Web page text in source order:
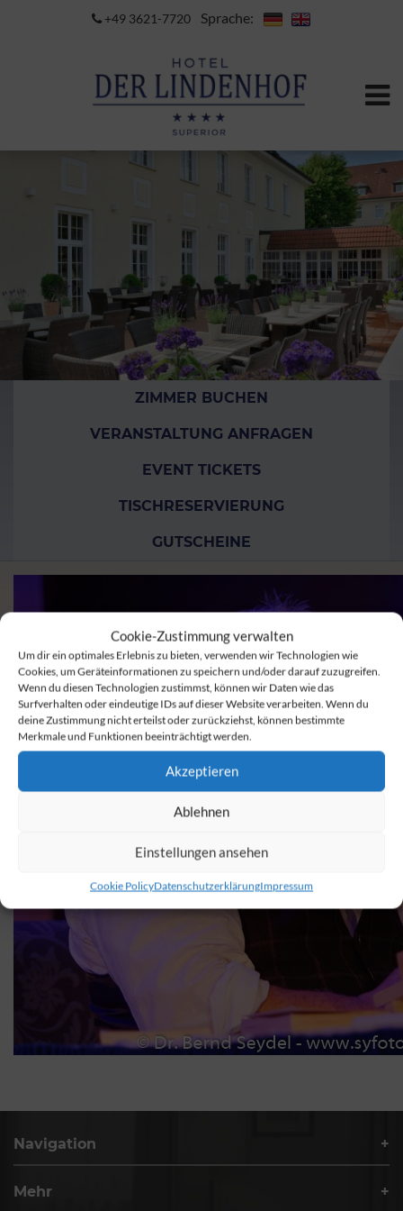
Cookie-Zustimmung verwalten
Um dir ein optimales Erlebnis zu bieten, verwenden wir Technologien wie
Cookies, um Geräteinformationen zu speichern und/oder darauf zuzugreifen.
Wenn du diesen Technologien zustimmst, können wir Daten wie das
Surfverhalten oder eindeutige IDs auf dieser Website verarbeiten. Wenn du
deine Zustimmung nicht erteilst oder zurückziehst, können bestimmte
Merkmale und Funktionen beeinträchtigt werden.
Akzeptieren
Ablehnen
Einstellungen ansehen
Cookie PolicyDatenschutzerklärungImpressum
+49 3621-7720 Sprache:
ZIMMER BUCHEN
VERANSTALTUNG ANFRAGEN
EVENT TICKETS
TISCHRESERVIERUNG
GUTSCHEINE
Navigation
Mehr